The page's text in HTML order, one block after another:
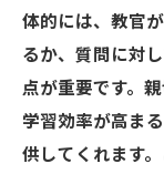
体的には、教官
るか、質問に対
点が重要です。
学習効率が高ま
供してくれます